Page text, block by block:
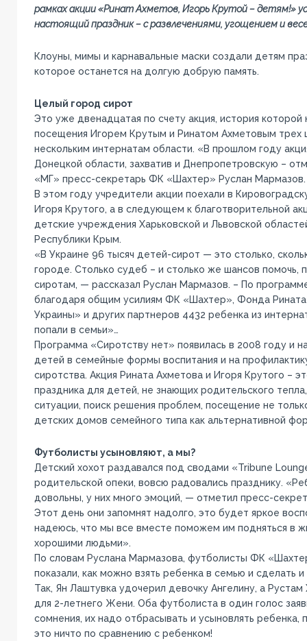
рамках акции «Ринат Ахметов, Игорь Крутой – детям!»
настоящий праздник – с развлечениями, угощением и
Клоуны, мимы и карнавальные маски создали детям
которое останется на долгую добрую память.
Целый город сирот
Это уже двенадцатая по счету акция, история которой
посещения Игорем Крутым и Ринатом Ахметовым
нескольким интернатам области. «В прошлом году
Донецкой области, захватив и Днепропетровскую –
«МГ» пресс-секретарь ФК «Шахтер» Руслан Мармазов.
В этом году учредители акции поехали в
Игоря Крутого, а в следующем к благотворительной
детские учреждения Харьковской и Львовской
Республики Крым.
«В Украине 96 тысяч детей-сирот — это столько,
городе. Столько судеб – и столько же шансов помочь,
сиротам, — рассказал Руслан Мармазов. – По
благодаря общим усилиям ФК «Шахтер», Фонда Рината
Украины» и других партнеров 4432 ребенка из
попали в семьи»…
Программа «Сиротству нет» появилась в 2008 году и
детей в семейные формы воспитания и на
сиротства. Акция Рината Ахметова и Игоря Крутого –
праздника для детей, не знающих родительского
ситуации, поиск решения проблем, посещение не
детских домов семейного типа как альтернативной
Футболисты усыновляют, а мы?
Детский хохот раздавался под сводами «Tribune
родительской опеки, вовсю радовались празднику.
довольны, у них много эмоций, — отметил пресс-
Этот день они запомнят надолго, это будет яркое
надеюсь, что мы все вместе поможем им подняться в
хорошими людьми».
По словам Руслана Мармазова, футболисты ФК
показали, как можно взять ребенка в семью и сделать
Так, Ян Лаштувка удочерил девочку Ангелину, а
для 2-летнего Жени. Оба футболиста в один голос
сомнения, их надо отбрасывать и усыновлять ребенка,
это ничто по сравнению с ребенком!